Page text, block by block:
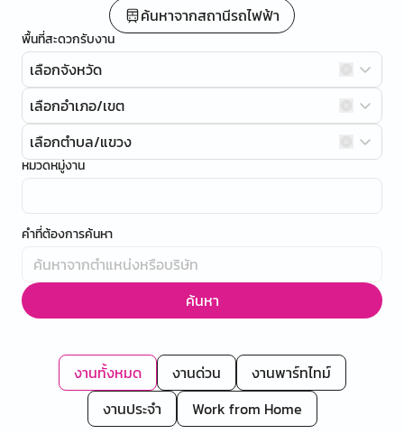
ค้นหาจากสถานีรถไฟฟ้า
พื้นที่สะดวกรับงาน
เลือกจังหวัด
เลือกอำเภอ/เขต
เลือกตำบล/แขวง
หมวดหมู่งาน
คำที่ต้องการค้นหา
ค้นหา
งานทั้งหมด งานด่วน
งานพาร์ทไทม์
งานประจำ
Work from Home